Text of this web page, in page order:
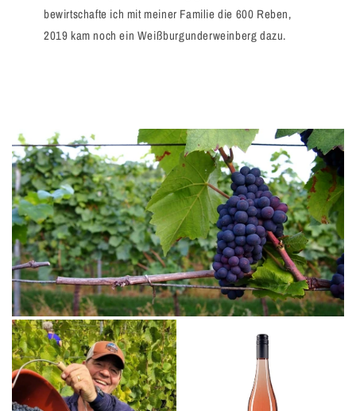
bewirtschafte ich mit meiner Familie die 600 Reben,
2019 kam noch ein Weißburgunderweinberg dazu.